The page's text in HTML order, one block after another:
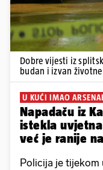
Dobre vijesti iz
budan i izvan
U KUĆI IMAO
Napadaču iz
istekla
već je ranije
Policija je